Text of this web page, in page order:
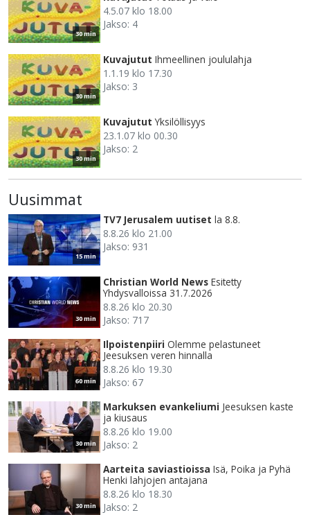
30 min
4.5.07 klo 18.00
Jakso: 4
30 min
Kuvajutut Ihmeellinen joululahja
1.1.19 klo 17.30
Jakso: 3
30 min
Kuvajutut Yksilöllisyys
23.1.07 klo 00.30
Jakso: 2
Uusimmat
15 min
TV7 Jerusalem uutiset la 8.8.
8.8.26 klo 21.00
Jakso: 931
30 min
Christian World News Esitetty
Yhdysvalloissa 31.7.2026
8.8.26 klo 20.30
Jakso: 717
60 min
Ilpoistenpiiri Olemme pelastuneet
Jeesuksen veren hinnalla
8.8.26 klo 19.30
Jakso: 67
30 min
Markuksen evankeliumi Jeesuksen kaste
ja kiusaus
8.8.26 klo 19.00
Jakso: 2
30 min
Aarteita saviastioissa Isä, Poika ja Pyhä
Henki lahjojen antajana
8.8.26 klo 18.30
Jakso: 2